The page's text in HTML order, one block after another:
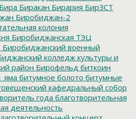
Бира Биракан Бирария БирЗСТ
Биробиджан-2
колония
Биробиджанская ТЭЦ
Биробиджанский военный
колледж культуры и
район Бирофельд биткоин
битумное болото битумные
кафедральный собор
года благотворительная
деятельность